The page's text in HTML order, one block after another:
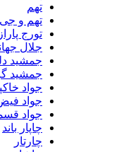
تهم و جی دال
تورج پارازیت
جلال جهانی
جمشید دلشادی
جمشید گرکانی
جواد خاکپور
جواد فیض
جواد قسمت
چاپار باند